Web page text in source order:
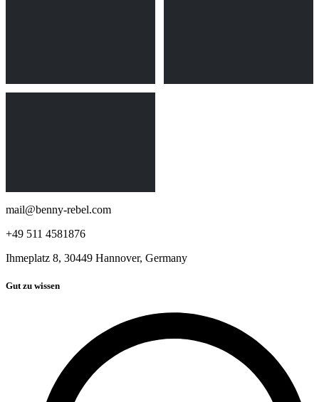
mail@benny-rebel.com
+49 511 4581876
Ihmeplatz 8, 30449 Hannover, Germany
Gut zu wissen